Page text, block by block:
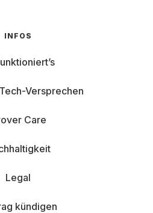
INFOS
Versprechen
Care
Legal
kündigen